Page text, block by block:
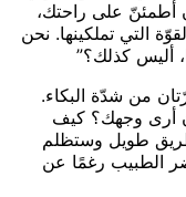
أطمئنّ على راحتك،
التي تملكينها. نحن
أليس كذلك؟”
من شدّة البكاء.
أرى وجهك؟ كيف
طويل وستظلم
الطبيب رغمًا عن